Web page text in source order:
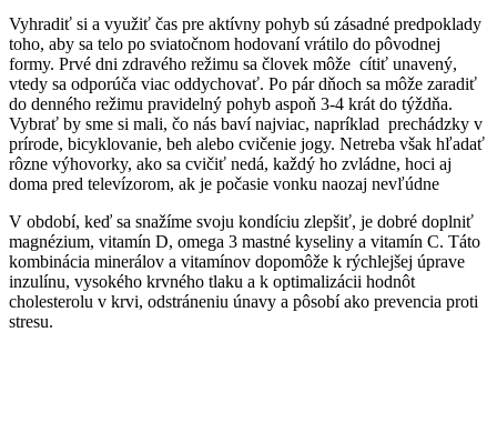
Vyhradiť si a využiť čas pre aktívny pohyb sú zásadné predpoklady
toho, aby sa telo po sviatočnom hodovaní vrátilo do pôvodnej
formy. Prvé dni zdravého režimu sa človek môže cítiť unavený,
vtedy sa odporúča viac oddychovať. Po pár dňoch sa môže zaradiť
do denného režimu pravidelný pohyb aspoň 3-4 krát do týždňa.
Vybrať by sme si mali, čo nás baví najviac, napríklad prechádzky v
prírode, bicyklovanie, beh alebo cvičenie jogy. Netreba však hľadať
rôzne výhovorky, ako sa cvičiť nedá, každý ho zvládne, hoci aj
doma pred televízorom, ak je počasie vonku naozaj nevľúdne
V období, keď sa snažíme svoju kondíciu zlepšiť, je dobré doplniť
magnézium, vitamín D, omega 3 mastné kyseliny a vitamín C. Táto
kombinácia minerálov a vitamínov dopomôže k rýchlejšej úprave
inzulínu, vysokého krvného tlaku a k optimalizácii hodnôt
cholesterolu v krvi, odstráneniu únavy a pôsobí ako prevencia proti
stresu.